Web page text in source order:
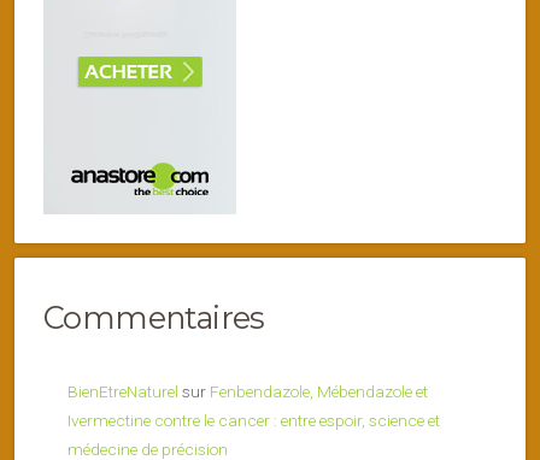
Commentaires
BienEtreNaturel sur Fenbendazole, Mébendazole et
Ivermectine contre le cancer : entre espoir, science et
médecine de précision